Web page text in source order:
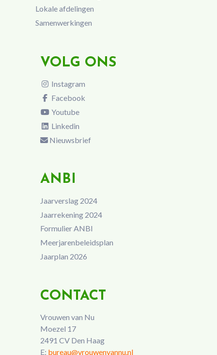
Lokale afdelingen
Samenwerkingen
VOLG ONS
Instagram
Facebook
Youtube
Linkedin
Nieuwsbrief
ANBI
Jaarverslag 2024
Jaarrekening 2024
Formulier ANBI
Meerjarenbeleidsplan
Jaarplan 2026
CONTACT
Vrouwen van Nu
Moezel 17
2491 CV Den Haag
E: bureau@vrouwenvannu.nl